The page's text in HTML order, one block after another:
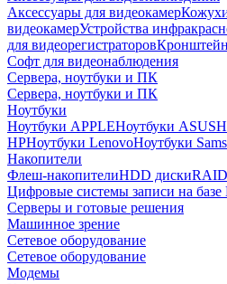
Аксессуары для видеокамер
видеокамерУстройства
для видеорегистраторов
Софт для видеонаблюдения
Сервера, ноутбуки и ПК
Сервера, ноутбуки и ПК
Ноутбуки
Ноутбуки APPLEНоутбуки ASUS
HPНоутбуки LenovoНоутбуки
Накопители
Флеш-накопителиHDD диски
Цифровые системы записи на
Серверы и готовые решения
Машинное зрение
Сетевое оборудование
Сетевое оборудование
Модемы